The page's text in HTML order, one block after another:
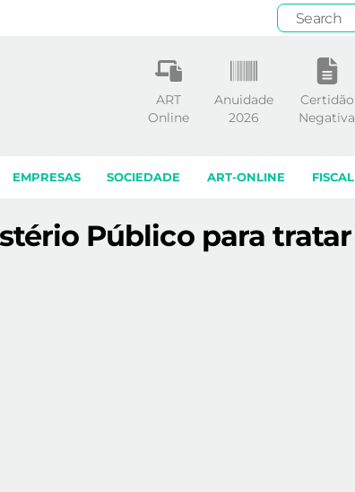
ART
Online
Anuidade
2026
Certidão
Negativa
EMPRESAS SOCIEDADE ART-ONLINE
Público para